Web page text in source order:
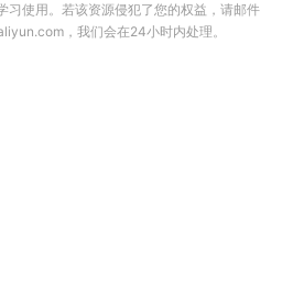
习使用。若该资源侵犯了您的权益，请邮件
，我们会在24小时内处理。